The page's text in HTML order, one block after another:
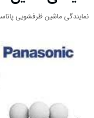
نمایندگی ماشین ظرفشویی